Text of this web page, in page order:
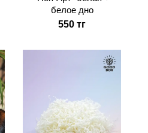
белое дно
550 тг